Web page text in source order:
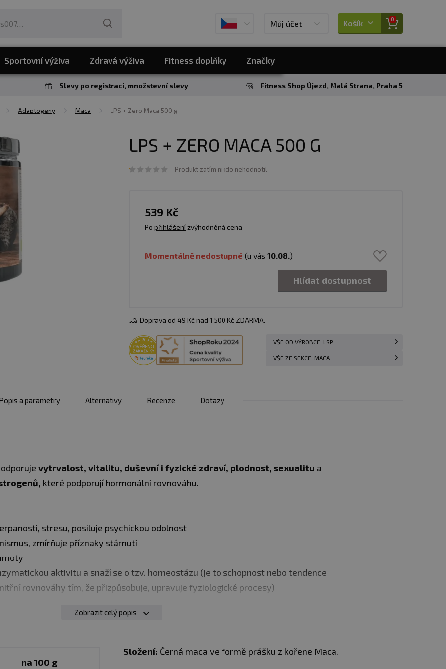
Můj účet Košík 0
Sportovní výživa Zdravá výživa Fitness doplňky Značky
Slevy po registraci, množstevní slevy Fitness Shop Újezd, Malá Strana, Praha 5
Adaptogeny Maca LPS + Zero Maca 500 g
LPS + ZERO MACA 500 G
Produkt zatím nikdo nehodnotil
539 Kč
Po přihlášenízvýhodněná cena
Momentálně nedostupné (u vás 10.08.)
Hlídat dostupnost
Doprava od 49 Kč nad 1 500 Kč ZDARMA.
VŠE OD VÝROBCE: LSP
VŠE ZE SEKCE: MACA
a parametry Alternativy Recenze Dotazy
vytrvalost, vitalitu, duševní i fyzické zdraví, plodnost, sexualitu a
které podporují hormonální rovnováhu.
stresu, posiluje psychickou odolnost
zmírňuje příznaky stárnutí
aktivitu a snaží se o tzv. homeostázu (je to schopnost nebo tendence
rovnováhy tím, že přizpůsobuje, upravuje fyziologické procesy)
z kořene rostliny maky. Maca se pěstuje v peruánských Andách, kde
v přírodní bio kvalitě
je vyrobena z kořenových hlíz, které jsou
na prášek.
Zobrazit celý popis
na 100 g
Složení: Černá maca ve formě prášku z kořene Maca.